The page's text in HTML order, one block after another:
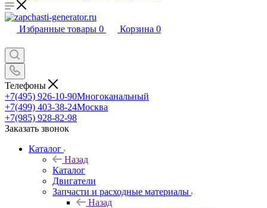
Избранные товары 0 Корзина 0
Телефоны
+7(495) 926-10-90Многоканальный
+7(499) 403-38-24Москва
+7(985) 928-82-98
Заказать звонок
Каталог
Назад
Каталог
Двигатели
Запчасти и расходные материалы
Назад